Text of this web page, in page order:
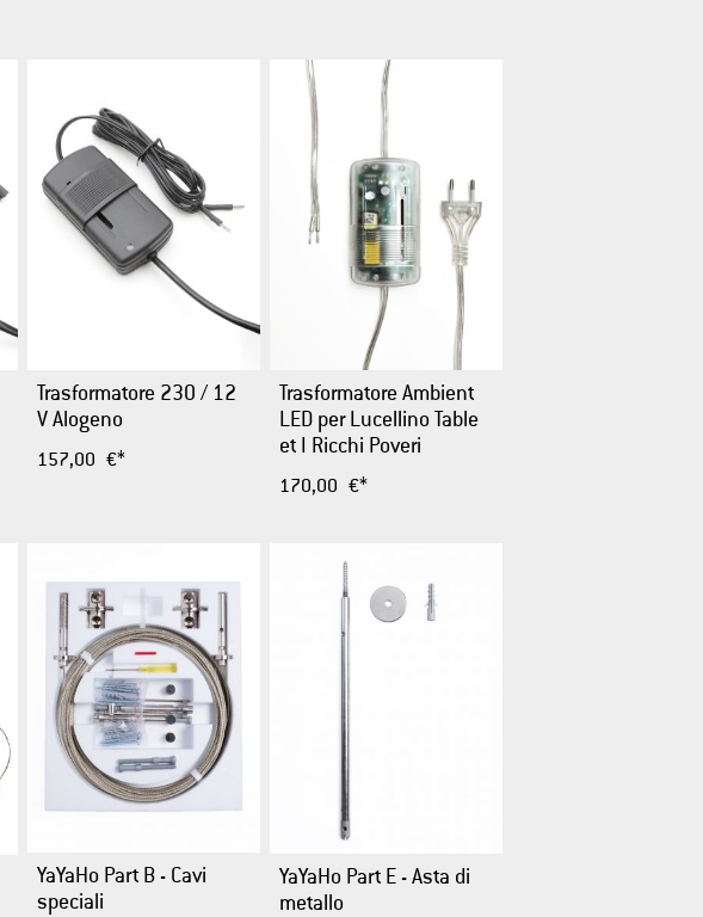
Trasformatore 230 / 12
V Alogeno
157,00 €*
Trasformatore Ambient
LED per Lucellino Table
et I Ricchi Poveri
170,00 €*
YaYaHo Part B - Cavi
speciali
YaYaHo Part E - Asta di
metallo